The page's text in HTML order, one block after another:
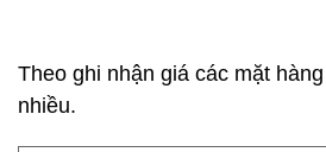
Theo ghi nhận giá các mặt
nhiều.